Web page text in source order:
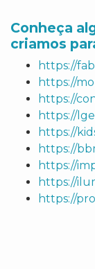
Conheça
criamos
https://
https://
https://
https://
https://
https://
https://
https://
https://